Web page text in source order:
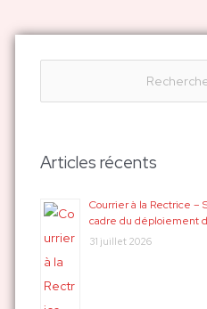
e
h
Articles récents
Courrier à la Rectrice –
cadre du déploiement
31 juillet 2026